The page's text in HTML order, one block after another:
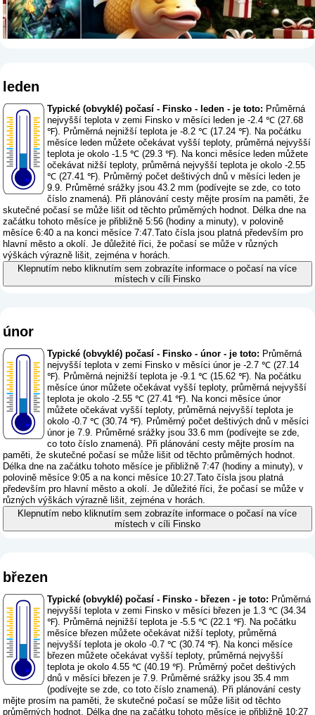
leden
Typické (obvyklé) počasí - Finsko - leden - je toto: Průměrná
nejvyšší teplota v zemi Finsko v měsíci leden je -2.4 ℃ (27.68
℉). Průměrná nejnižší teplota je -8.2 ℃ (17.24 ℉). Na počátku
měsíce leden můžete očekávat vyšší teploty, průměrná nejvyšší
teplota je okolo -1.5 ℃ (29.3 ℉). Na konci měsíce leden můžete
očekávat nižší teploty, průměrná nejvyšší teplota je okolo -2.55
℃ (27.41 ℉). Průměrný počet deštivých dnů v měsíci leden je
9.9. Průměrné srážky jsou 43.2 mm (podívejte se zde, co toto
číslo znamená). Při plánování cesty mějte prosím na paměti, že
skutečné počasí se může lišit od těchto průměrných hodnot. Délka dne na
začátku tohoto měsíce je přibližně 5:56 (hodiny a minuty), v polovině
měsíce 6:40 a na konci měsíce 7:47.Tato čísla jsou platná především pro
hlavní město a okolí. Je důležité říci, že počasí se může v různých
výškách výrazně lišit, zejména v horách.
Klepnutím nebo kliknutím sem zobrazíte informace o počasí na více
místech v cíli Finsko
únor
Typické (obvyklé) počasí - Finsko - únor - je toto: Průměrná
nejvyšší teplota v zemi Finsko v měsíci únor je -2.7 ℃ (27.14
℉). Průměrná nejnižší teplota je -9.1 ℃ (15.62 ℉). Na počátku
měsíce únor můžete očekávat vyšší teploty, průměrná nejvyšší
teplota je okolo -2.55 ℃ (27.41 ℉). Na konci měsíce únor
můžete očekávat vyšší teploty, průměrná nejvyšší teplota je
okolo -0.7 ℃ (30.74 ℉). Průměrný počet deštivých dnů v měsíci
únor je 7.9. Průměrné srážky jsou 33.6 mm (podívejte se zde,
co toto číslo znamená). Při plánování cesty mějte prosím na
paměti, že skutečné počasí se může lišit od těchto průměrných hodnot.
Délka dne na začátku tohoto měsíce je přibližně 7:47 (hodiny a minuty), v
polovině měsíce 9:05 a na konci měsíce 10:27.Tato čísla jsou platná
především pro hlavní město a okolí. Je důležité říci, že počasí se může v
různých výškách výrazně lišit, zejména v horách.
Klepnutím nebo kliknutím sem zobrazíte informace o počasí na více
místech v cíli Finsko
březen
Typické (obvyklé) počasí - Finsko - březen - je toto: Průměrná
nejvyšší teplota v zemi Finsko v měsíci březen je 1.3 ℃ (34.34
℉). Průměrná nejnižší teplota je -5.5 ℃ (22.1 ℉). Na počátku
měsíce březen můžete očekávat nižší teploty, průměrná
nejvyšší teplota je okolo -0.7 ℃ (30.74 ℉). Na konci měsíce
březen můžete očekávat vyšší teploty, průměrná nejvyšší
teplota je okolo 4.55 ℃ (40.19 ℉). Průměrný počet deštivých
dnů v měsíci březen je 7.9. Průměrné srážky jsou 35.4 mm
(podívejte se zde, co toto číslo znamená). Při plánování cesty
mějte prosím na paměti, že skutečné počasí se může lišit od těchto
průměrných hodnot. Délka dne na začátku tohoto měsíce je přibližně 10:27